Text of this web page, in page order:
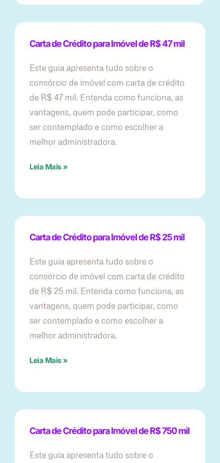
Carta de Crédito para Imóvel de R$ 47 mil
Este guia apresenta tudo sobre o
consórcio de imóvel com carta de crédito
de R$ 47 mil. Entenda como funciona, as
vantagens, quem pode participar, como
ser contemplado e como escolher a
melhor administradora.
Leia Mais »
Carta de Crédito para Imóvel de R$ 25 mil
Este guia apresenta tudo sobre o
consórcio de imóvel com carta de crédito
de R$ 25 mil. Entenda como funciona, as
vantagens, quem pode participar, como
ser contemplado e como escolher a
melhor administradora.
Leia Mais »
Carta de Crédito para Imóvel de R$ 750 mil
Este guia apresenta tudo sobre o